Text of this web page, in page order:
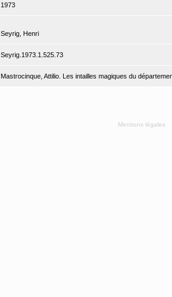
1973
Seyrig, Henri
Seyrig.1973.1.525.73
Mastrocinque, Attilio. Les intailles magiques du
Mentions légales